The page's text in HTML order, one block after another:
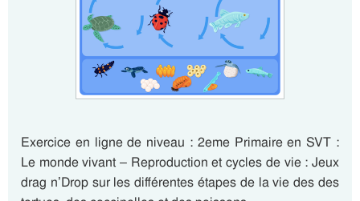
Exercice en ligne de niveau : 2eme Primaire en SVT :
Le monde vivant – Reproduction et cycles de vie : Jeux
drag n’Drop sur les différentes étapes de la vie des des